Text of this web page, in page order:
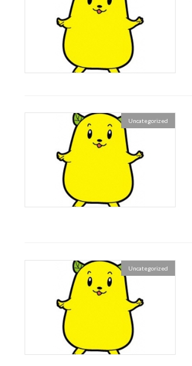
Uncategorized
Uncategorized